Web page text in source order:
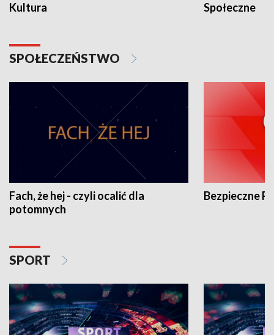
Kultura Społeczne
SPOŁECZEŃSTWO
Fach, że hej - czyli ocalić dla
potomnych
Bezpieczne
SPORT